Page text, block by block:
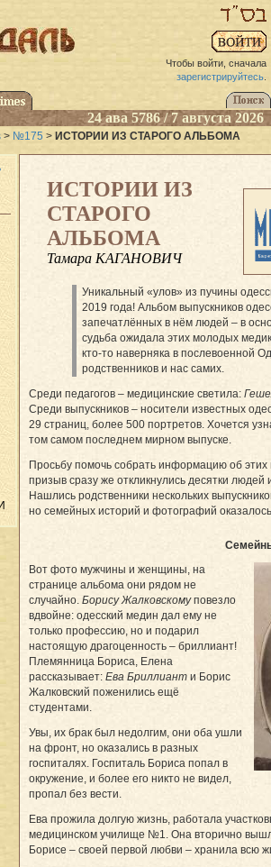
Чтобы войти, сначала
зарегистрируйтесь.
24 ава 5786 / 7 августа 2026
> №175 > ИСТОРИИ ИЗ СТАРОГО АЛЬБОМА
ИСТОРИИ ИЗ
СТАРОГО
АЛЬБОМА
Тамара КАГАНОВИЧ
Уникальный «улов» из пучины
2019 года! Альбом выпускников
запечатлённых в нём людей – в
судьба ожидала этих молодых
кто-то наверняка в послевоенной
родственников и нас самих.
Среди педагогов – медицинские светила:
Среди выпускников – носители известных
29 страниц, более 500 портретов. Хочется
том самом последнем мирном выпуске.
Просьбу помочь собрать информацию об
призыв сразу же откликнулись десятки
Нашлись родственники нескольких
но семейных историй и фотографий
Вот фото мужчины и женщины, на
странице альбома они рядом не
случайно. Борису Жалковскомуповезло
вдвойне: одесский медин дал ему не
только профессию, но и подарил
настоящую драгоценность – бриллиант!
Племянница Бориса, Елена
рассказывает: Ева Бриллиант и Борис
Жалковский поженились ещё
студентами.
Увы, их брак был недолгим, они оба ушли
на фронт, но оказались в разных
госпиталях. Госпиталь Бориса попал в
окружение, и более его никто не видел,
пропал без вести.
Ева прожила долгую жизнь, работала
медицинском училище №1. Она вторично
Борисе – своей первой любви – хранила всю